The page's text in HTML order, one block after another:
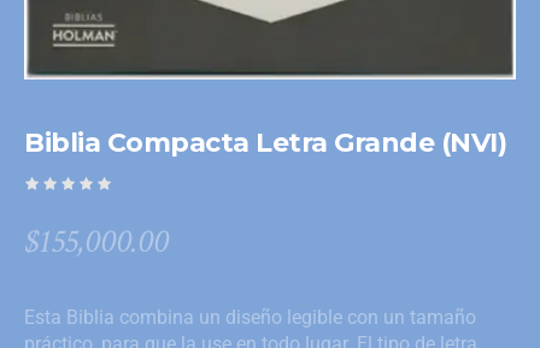
Biblia Compacta Letra Grande (NVI)
$155,000.00
Esta Biblia combina un diseño legible con un tamaño